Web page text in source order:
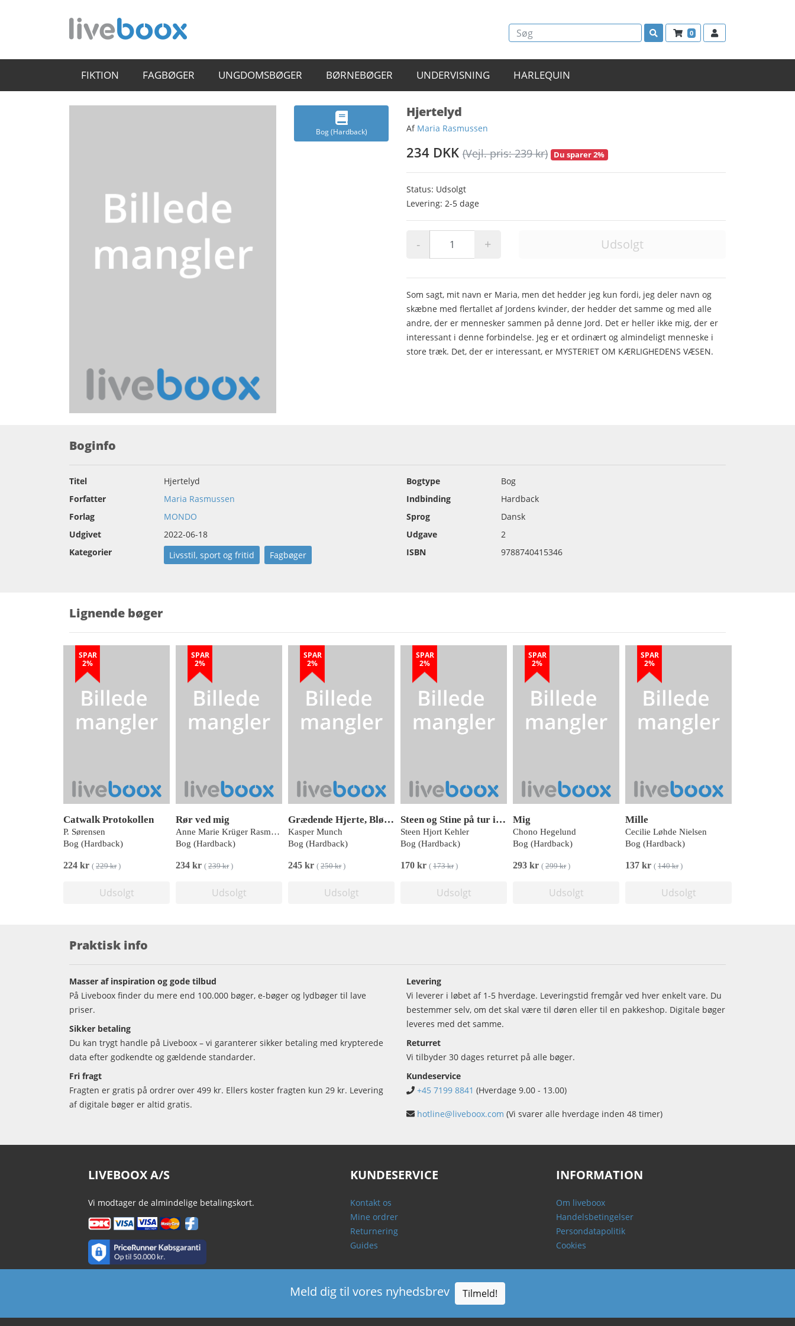
0
FIKTION FAGBØGER UNGDOMSBØGER BØRNEBØGER UNDERVISNING HARLEQUIN
Bog (Hardback)
Hjertelyd
Af Maria Rasmussen
234 DKK (Vejl. pris: 239 kr) Du sparer 2%
Status: Udsolgt
Levering: 2-5 dage
- + Udsolgt
Som sagt, mit navn er Maria, men det hedder jeg kun fordi, jeg deler navn og
skæbne med flertallet af Jordens kvinder, der hedder det samme og med alle
andre, der er mennesker sammen på denne Jord. Det er heller ikke mig, der er
interessant i denne forbindelse. Jeg er et ordinært og almindeligt menneske i
store træk. Det, der er interessant, er MYSTERIET OM KÆRLIGHEDENS VÆSEN.
Boginfo
Titel
Hjertelyd
Forfatter
Maria Rasmussen
Forlag
MONDO
Udgivet
2022-06-18
Kategorier
Livsstil, sport og fritid Fagbøger
Bogtype
Bog
Indbinding
Hardback
Sprog
Dansk
Udgave
2
ISBN
9788740415346
Lignende bøger
SPAR
2%
Catwalk Protokollen
P. Sørensen
Bog (Hardback)
224 kr ( 229 kr)
Udsolgt
SPAR
2%
Rør ved mig
Anne Marie Krüger Rasmussen
Bog (Hardback)
234 kr ( 239 kr)
Udsolgt
SPAR
2%
Grædende Hjerte, Blødende Sjæl
Kasper Munch
Bog (Hardback)
245 kr ( 250 kr)
Udsolgt
SPAR
2%
Steen og Stine på tur i naturen – Den magiske tudse
Steen Hjort Kehler
Bog (Hardback)
170 kr ( 173 kr)
Udsolgt
SPAR
2%
Mig
Chono Hegelund
Bog (Hardback)
293 kr ( 299 kr)
Udsolgt
SPAR
2%
Mille
Cecilie Løhde Nielsen
Bog (Hardback)
137 kr ( 140 kr)
Udsolgt
Praktisk info
Masser af inspiration og gode tilbud
På Liveboox finder du mere end 100.000 bøger, e-bøger og lydbøger til lave
priser.
Sikker betaling
Du kan trygt handle på Liveboox – vi garanterer sikker betaling med krypterede
data efter godkendte og gældende standarder.
Fri fragt
Fragten er gratis på ordrer over 499 kr. Ellers koster fragten kun 29 kr. Levering
af digitale bøger er altid gratis.
Levering
Vi leverer i løbet af 1-5 hverdage. Leveringstid fremgår ved hver enkelt vare. Du
bestemmer selv, om det skal være til døren eller til en pakkeshop. Digitale bøger
leveres med det samme.
Returret
Vi tilbyder 30 dages returret på alle bøger.
Kundeservice
+45 7199 8841 (Hverdage 9.00 - 13.00)
hotline@liveboox.com (Vi svarer alle hverdage inden 48 timer)
LIVEBOOX A/S
Vi modtager de almindelige betalingskort.
KUNDESERVICE
Kontakt os
Mine ordrer
Returnering
Guides
INFORMATION
Om liveboox
Handelsbetingelser
Persondatapolitik
Cookies
Meld dig til vores nyhedsbrev Tilmeld!